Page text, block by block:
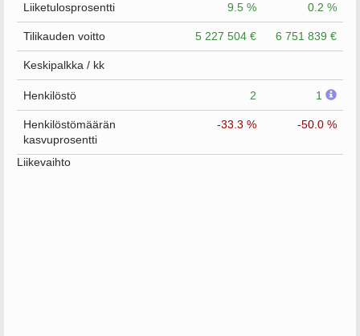
Liiketulosprosentti 9.5 % 0.2 %
Tilikauden voitto 5 227 504 € 6 751 839 €
Keskipalkka / kk
Henkilöstö 2 1
Henkilöstömäärän
kasvuprosentti
-33.3 % -50.0 %
Liikevaihto